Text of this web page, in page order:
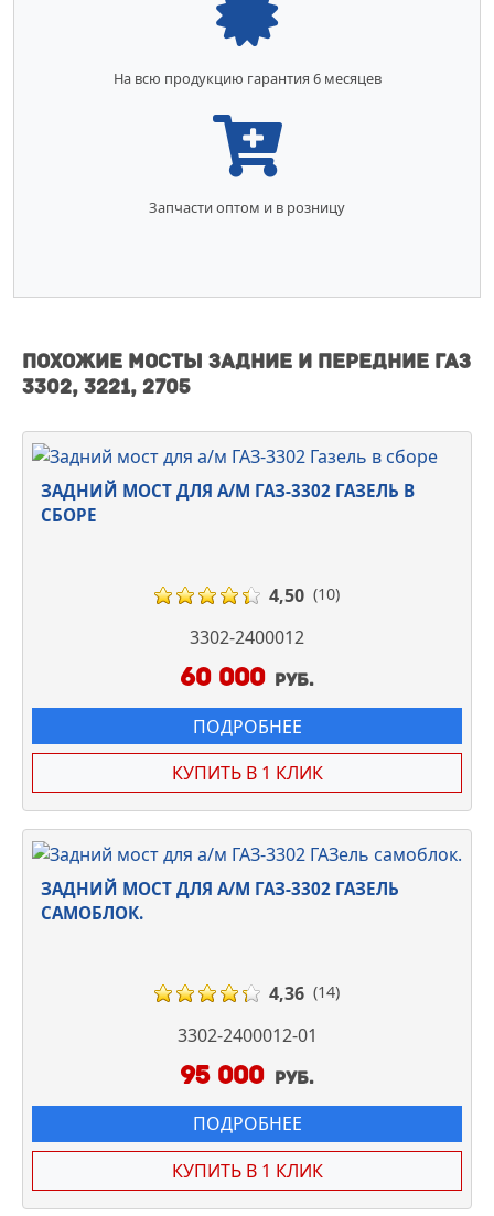
На всю продукцию гарантия 6 месяцев
Запчасти оптом и в розницу
Похожие Мосты задние и передние ГАЗ
3302, 3221, 2705
ЗАДНИЙ МОСТ ДЛЯ А/М ГАЗ-3302 ГАЗЕЛЬ В
СБОРЕ
4,50 (10)
3302-2400012
60 000 руб.
ПОДРОБНЕЕ
КУПИТЬ В 1 КЛИК
ЗАДНИЙ МОСТ ДЛЯ А/М ГАЗ-3302 ГАЗЕЛЬ
САМОБЛОК.
4,36 (14)
3302-2400012-01
95 000 руб.
ПОДРОБНЕЕ
КУПИТЬ В 1 КЛИК